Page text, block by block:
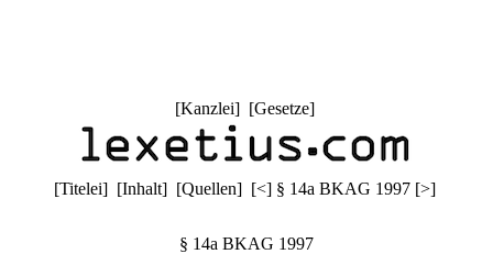
[Kanzlei] [Gesetze]
[Titelei] [Inhalt] [Quellen] [<] § 14a BKAG 1997 [>]
§ 14a BKAG 1997